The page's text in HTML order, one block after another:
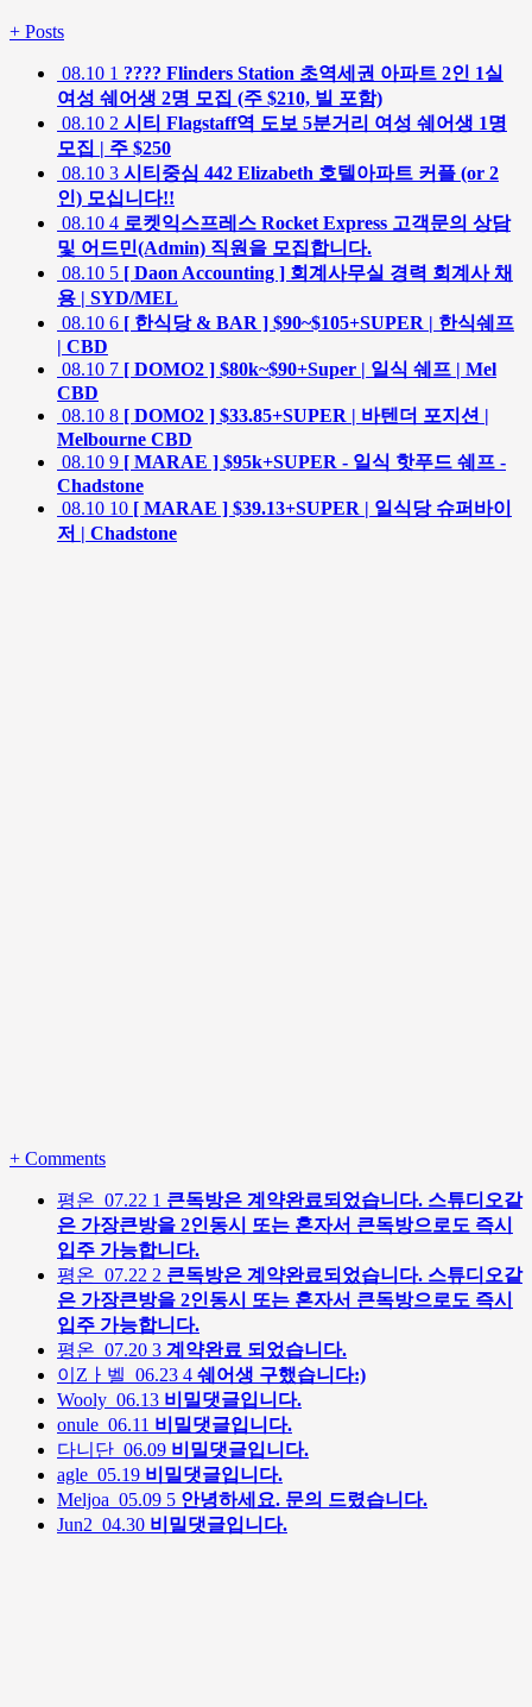
+ Posts
08.10 1 ???? Flinders Station 초역세권 아파트 2인 1실
여성 쉐어생 2명 모집 (주 $210, 빌 포함)
08.10 2 시티 Flagstaff역 도보 5분거리 여성 쉐어생 1명
모집 | 주 $250
08.10 3 시티중심 442 Elizabeth 호텔아파트 커플 (or 2
인) 모십니다!!
08.10 4 로켓익스프레스 Rocket Express 고객문의 상담
및 어드민(Admin) 직원을 모집합니다.
08.10 5 [ Daon Accounting ] 회계사무실 경력 회계사 채
용 | SYD/MEL
08.10 6 [ 한식당 & BAR ] $90~$105+SUPER | 한식쉐프
| CBD
08.10 7 [ DOMO2 ] $80k~$90+Super | 일식 쉐프 | Mel
CBD
08.10 8 [ DOMO2 ] $33.85+SUPER | 바텐더 포지션 |
Melbourne CBD
08.10 9 [ MARAE ] $95k+SUPER - 일식 핫푸드 쉐프 -
Chadstone
08.10 10 [ MARAE ] $39.13+SUPER | 일식당 슈퍼바이
저 | Chadstone
+ Comments
평온 07.22 1 큰독방은 계약완료되었습니다. 스튜디오같
은 가장큰방을 2인동시 또는 혼자서 큰독방으로도 즉시
입주 가능합니다.
평온 07.22 2 큰독방은 계약완료되었습니다. 스튜디오같
은 가장큰방을 2인동시 또는 혼자서 큰독방으로도 즉시
입주 가능합니다.
평온 07.20 3 계약완료 되었습니다.
이Zㅏ벨 06.23 4 쉐어생 구했습니다:)
Wooly 06.13 비밀댓글입니다.
onule 06.11 비밀댓글입니다.
다니단 06.09 비밀댓글입니다.
agle 05.19 비밀댓글입니다.
Meljoa 05.09 5 안녕하세요. 문의 드렸습니다.
Jun2 04.30 비밀댓글입니다.